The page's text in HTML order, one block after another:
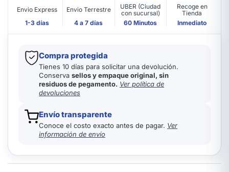
Envio Express
1-3 días
Envio Terrestre
4 a 7 días
UBER (Ciudad
con sucursal)
60 Minutos
Recoge en
Tienda
Inmediato
Compra protegida
Tienes 10 días para solicitar una devolución.
Conserva sellos y empaque original, sin
residuos de pegamento. Ver política de
devoluciones
Envío transparente
Conoce el costo exacto antes de pagar. Ver
información de envío